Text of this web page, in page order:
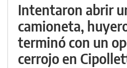
Intentaron abrir
camioneta,
terminó con un
cerrojo en